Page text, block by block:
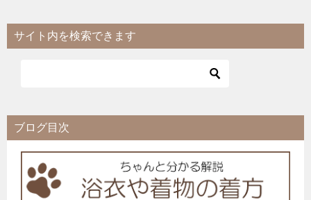
サイト内を検索できます
ブログ目次